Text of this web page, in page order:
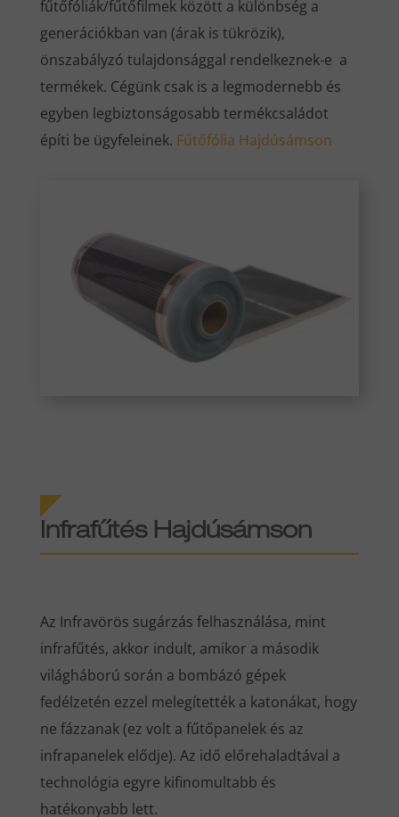
fűtőfóliák/fűtőfilmek között a különbség a
generációkban van (árak is tükrözik),
önszabályzó tulajdonsággal rendelkeznek-e a
termékek. Cégünk csak is a legmodernebb és
egyben legbiztonságosabb termékcsaládot
építi be ügyfeleinek. Fűtőfólia Hajdúsámson
Infrafűtés Hajdúsámson
Az Infravörös sugárzás felhasználása, mint
infrafűtés, akkor indult, amikor a második
világháború során a bombázó gépek
fedélzetén ezzel melegítették a katonákat, hogy
ne fázzanak (ez volt a fűtőpanelek és az
infrapanelek elődje). Az idő előrehaladtával a
technológia egyre kifinomultabb és
hatékonyabb lett.